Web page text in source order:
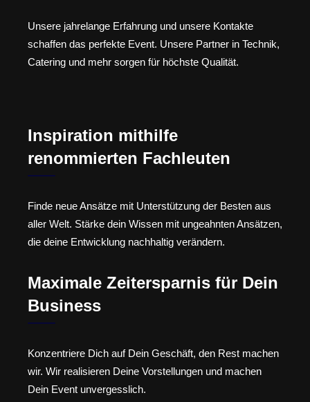
Unsere jahrelange Erfahrung und unsere Kontakte
schaffen das perfekte Event. Unsere Partner in Technik,
Catering und mehr sorgen für höchste Qualität.
Inspiration mithilfe
renommierten Fachleuten
Finde neue Ansätze mit Unterstützung der Besten aus
aller Welt. Stärke dein Wissen mit ungeahnten Ansätzen,
die deine Entwicklung nachhaltig verändern.
Maximale Zeitersparnis für Dein
Business
Konzentriere Dich auf Dein Geschäft, den Rest machen
wir. Wir realisieren Deine Vorstellungen und machen
Dein Event unvergesslich.